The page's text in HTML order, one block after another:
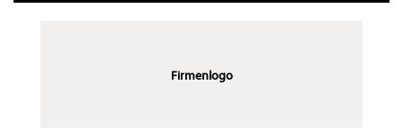
Firmenlogo